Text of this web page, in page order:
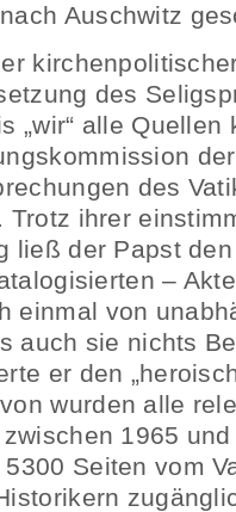
Auschwitz
des
„wir“ alle
des
Trotz ihrer
ließ der Papst
–
einmal von
auch sie nichts
er den
wurden alle
1965
Seiten vom